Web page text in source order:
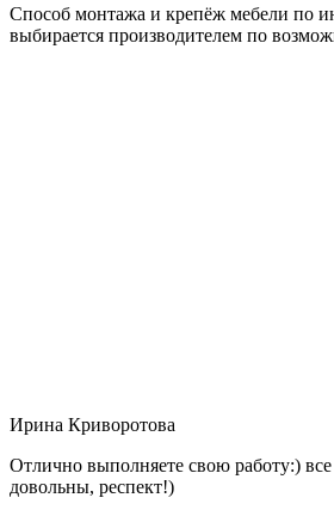
Способ монтажа и крепёж мебели по
выбирается производителем по
Ирина Криворотова
Отлично выполняете свою работу:) все
довольны, респект!)